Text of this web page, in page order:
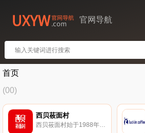
官网导航
首页
(00)
西贝莜面村
西贝莜面村始于1988年，西贝餐饮集团旗下的主品牌，主营中式休闲正餐，西北菜的杰出代表，以独特的西北民族民间饭菜深受欢迎。目前市场分布于北京、上海、广州、深圳、天津、石家庄、沈阳、西安、杭州、南京、大连、呼和浩特、包头、鄂尔多斯等全国各大城市。